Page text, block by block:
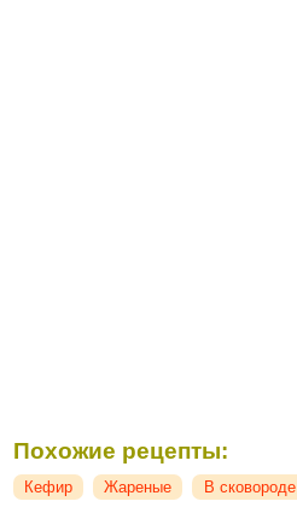
Похожие рецепты:
Кефир Жареные В сковороде